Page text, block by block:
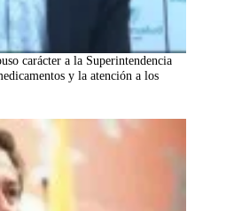
carácter a la Superintendencia
y la atención a los